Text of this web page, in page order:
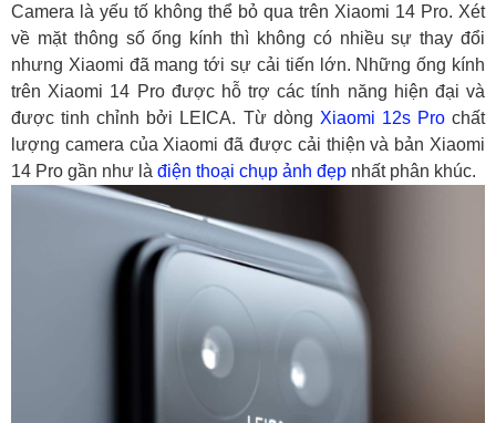
Camera là yếu tố không thể bỏ qua trên Xiaomi 14 Pro. Xét
về mặt thông số ống kính thì không có nhiều sự thay đổi
nhưng Xiaomi đã mang tới sự cải tiến lớn. Những ống kính
trên Xiaomi 14 Pro được hỗ trợ các tính năng hiện đại và
được tinh chỉnh bởi LEICA. Từ dòng Xiaomi 12s Prochất
lượng camera của Xiaomi đã được cải thiện và bản Xiaomi
14 Pro gần như là điện thoại chụp ảnh đẹp nhất phân khúc.